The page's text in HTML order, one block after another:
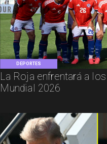
DEPORTES
La Roja enfrentará a
Mundial 2026